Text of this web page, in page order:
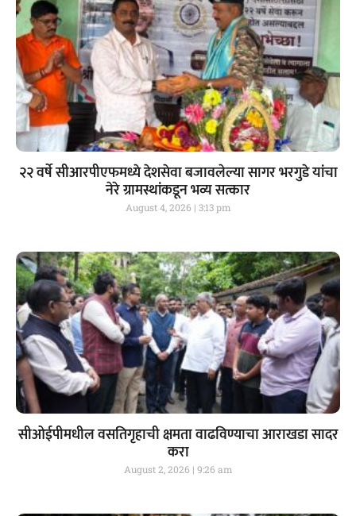
२२ वर्षे सीआरपीएफमध्ये देशसेवा बजावलेल्या सागर भरगुडे यांचा
नेरे ग्रामस्थांकडून भव्य सत्कार
August 4, 2026 3:13 pm
सीओईपीमधील वसतिगृहाची क्षमता वाढविण्याचा आराखडा सादर
करा
August 2, 2026 9:26 am